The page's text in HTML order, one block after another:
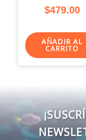
$479.00
AÑADIR AL
CARRITO